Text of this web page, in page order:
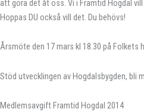
att göra det åt oss. Vi i Framtid Hogdal
Hoppas DU också vill det. Du behövs!
Årsmöte den 17 mars kl 18.30 på Folkets
Stöd utvecklingen av Hogdalsbygden, bli
Medlemsavgift Framtid Hogdal 2014